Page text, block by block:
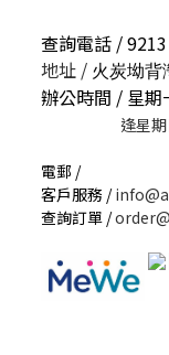
查詢電話 /
地址 / 火炭坳背
辦公時間 / 星期
逢星
電郵 /
客戶服務 /
查詢訂單 /